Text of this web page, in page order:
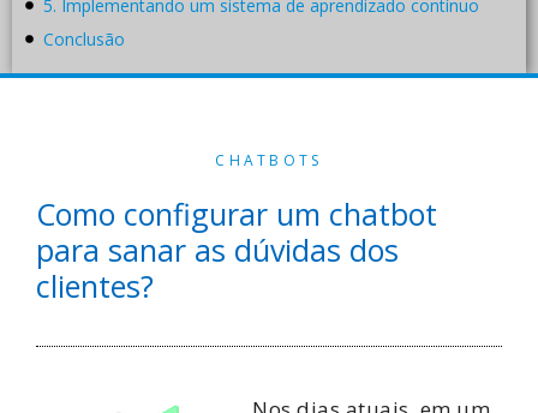
5. Implementando um sistema de aprendizado contínuo
Conclusão
CHATBOTS
Como configurar um chatbot
para sanar as dúvidas dos
clientes?